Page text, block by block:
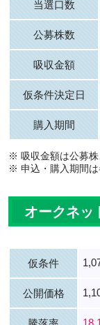
当選口数
公募株数
吸収金額
仮条件決定日
購入期間
※ 吸収金額は公募株
※ 申込・購入期間は
オークネッ
仮条件
公開価格